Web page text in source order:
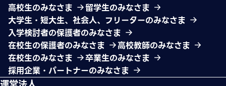
高校生のみなさま
留学生のみなさま
大学生・短大生、社会人、フリーターのみなさま
入学検討者の保護者のみなさま
在校生の保護者のみなさま
高校教師のみなさま
在校生のみなさま
卒業生のみなさま
採用企業・パートナーのみなさま